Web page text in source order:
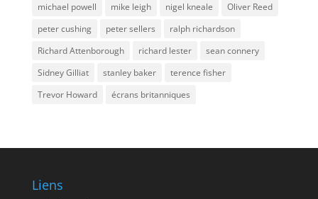
michael powell
mike leigh nigel kneale
Oliver Reed
peter cushing
peter sellers
ralph richardson
Richard Attenborough
richard lester
sean connery
Sidney Gilliat
stanley baker
terence fisher
Trevor Howard
écrans britanniques
Liens